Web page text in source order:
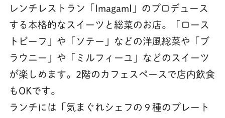
レンチレストラン「ImagamI」のプロデュース
する本格的なスイーツと総菜のお店。「ロース
トビーフ」や「ソテー」などの洋風総菜や「ブ
ラウニー」や「ミルフィーユ」などのスイーツ
が楽しめます。2階のカフェスペースで店内飲食
もOKです。
ランチには「気まぐれシェフの９種のプレート